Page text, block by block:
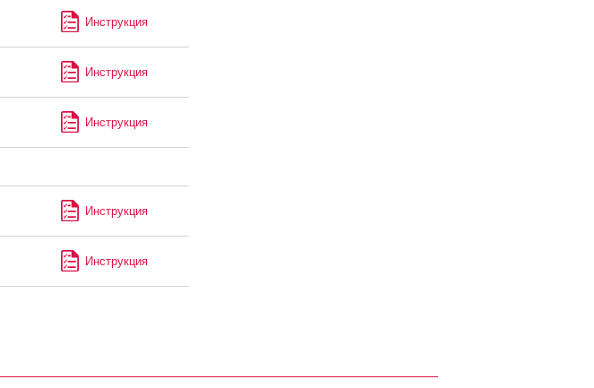
Инструкция
Инструкция
Инструкция
Инструкция
Инструкция